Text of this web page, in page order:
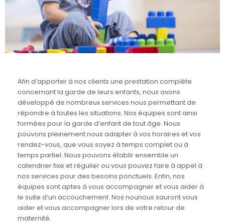
Afin d’apporter à nos clients une prestation complète
concernant la garde de leurs enfants, nous avons
développé de nombreux services nous permettant de
répondre à toutes les situations. Nos équipes sont ainsi
formées pour la garde d’enfant de tout âge. Nous
pouvons pleinement nous adapter à vos horaires et vos
rendez-vous, que vous soyez à temps complet ou à
temps partiel. Nous pouvons établir ensemble un
calendrier fixe et régulier ou vous pouvez faire à appel à
nos services pour des besoins ponctuels. Enfin, nos
équipes sont aptes à vous accompagner et vous aider à
le suite d’un accouchement. Nos nounous sauront vous
aider et vous accompagner lors de votre retour de
maternité.